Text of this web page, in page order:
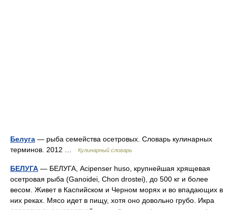
Белуга — рыба семейства осетровых. Словарь кулинарных
терминов. 2012 …
Кулинарный словарь
БЕЛУГА — БЕЛУГА, Acipenser huso, крупнейшая хрящевая
осетровая рыба (Ganoidei, Chon drostei), до 500 кг и более
весом. Живет в Каспийском и Черном морях и во впадающих в
них реках. Мясо идет в пищу, хотя оно довольно грубо. Икра